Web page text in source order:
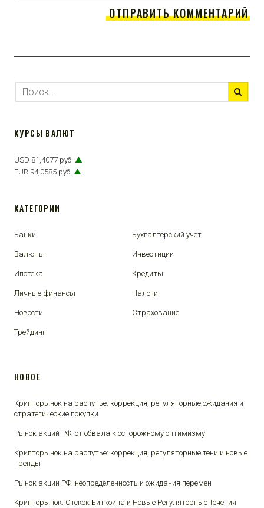
КУРСЫ ВАЛЮТ
USD 81,4077 руб. ▲
EUR 94,0585 руб. ▲
КАТЕГОРИИ
Банки Бухгалтерский учет
Валюты Инвестиции
Ипотека Кредиты
Личные финансы Налоги
Новости Страхование
Трейдинг
НОВОЕ
Крипторынок на распутье: коррекция, регуляторные ожидания и
стратегические покупки
Рынок акций РФ: от обвала к осторожному оптимизму
Крипторынок на распутье: коррекция, регуляторные тени и новые
тренды
Рынок акций РФ: неопределенность и ожидания перемен
Крипторынок: Отскок Биткоина и Новые Регуляторные Течения